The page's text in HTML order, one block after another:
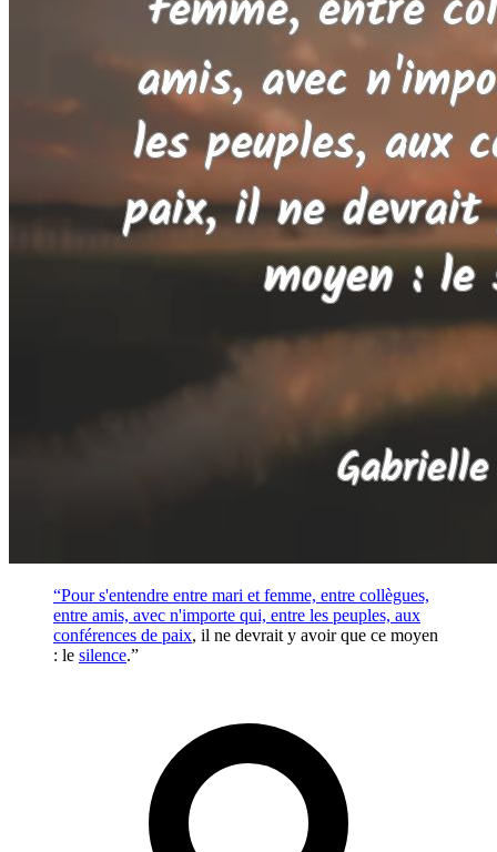
“Pour s'entendre entre mari et femme, entre collègues,
entre amis, avec n'importe qui, entre les peuples, aux
conférences de paix, il ne devrait y avoir que ce moyen
: le silence.”